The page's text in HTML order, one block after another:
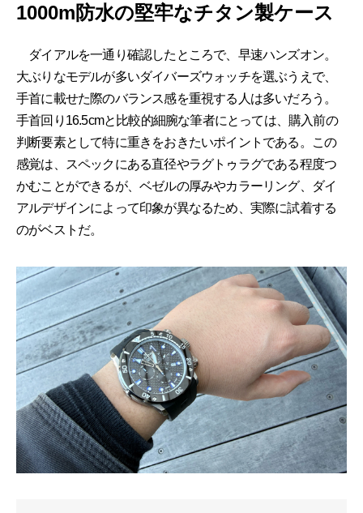
1000m防水の堅牢なチタン製ケース
ダイアルを一通り確認したところで、早速ハンズオン。
大ぶりなモデルが多いダイバーズウォッチを選ぶうえで、
手首に載せた際のバランス感を重視する人は多いだろう。
手首回り16.5cmと比較的細腕な筆者にとっては、購入前の
判断要素として特に重きをおきたいポイントである。この
感覚は、スペックにある直径やラグトゥラグである程度つ
かむことができるが、ベゼルの厚みやカラーリング、ダイ
アルデザインによって印象が異なるため、実際に試着する
のがベストだ。